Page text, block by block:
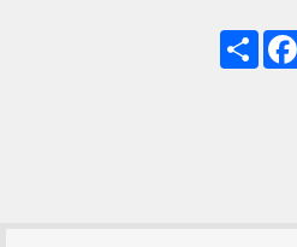
Share